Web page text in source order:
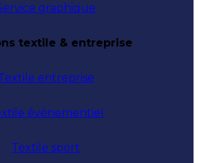
graphique
textile & entreprise
entreprise
événementiel
Textile sport